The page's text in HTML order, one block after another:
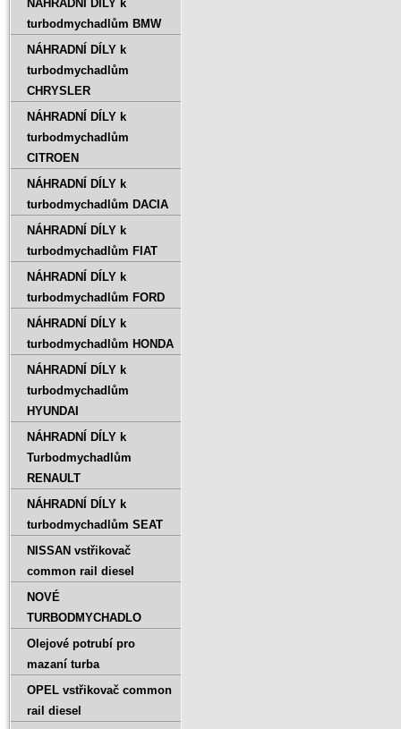
NÁHRADNÍ DÍLY k
turbodmychadlům BMW
NÁHRADNÍ DÍLY k
turbodmychadlům
CHRYSLER
NÁHRADNÍ DÍLY k
turbodmychadlům
CITROEN
NÁHRADNÍ DÍLY k
turbodmychadlům DACIA
NÁHRADNÍ DÍLY k
turbodmychadlům FIAT
NÁHRADNÍ DÍLY k
turbodmychadlům FORD
NÁHRADNÍ DÍLY k
turbodmychadlům HONDA
NÁHRADNÍ DÍLY k
turbodmychadlům
HYUNDAI
NÁHRADNÍ DÍLY k
Turbodmychadlům
RENAULT
NÁHRADNÍ DÍLY k
turbodmychadlům SEAT
NISSAN vstřikovač
common rail diesel
NOVÉ
TURBODMYCHADLO
Olejové potrubí pro
mazaní turba
OPEL vstřikovač common
rail diesel